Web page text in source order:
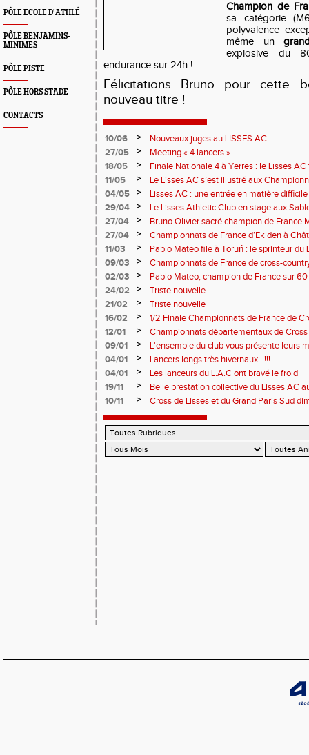
PÔLE ECOLE D'ATHLÉ
PÔLE BENJAMINS-
MINIMES
PÔLE PISTE
PÔLE HORS STADE
CONTACTS
Champion de
sa catégorie
polyvalence
même un
explosive du
endurance sur 24h !
Félicitations Bruno pour cette
nouveau titre !
10/06 >
Nouveaux juges au LISSES AC
27/05
>
Meeting « 4 lancers »
18/05
>
Finale Nationale 4 à Yerres : le Lisses
11/05
>
Le Lisses AC s’est illustré aux
Troyes
04/05 >
Lisses AC : une entrée en matière
29/04
>
Le Lisses Athletic Club en stage aux
travail intense au bord de l’Atlantique
27/04 >
Bruno Olivier sacré champion de France
27/04
>
Championnats de France d’Ekiden à
11/03
>
Pablo Mateo file à Toruń : le sprinteur du
09/03
>
Championnats de France de cross-
performances du Lisses AC
02/03 >
Pablo Mateo, champion de France sur
24/02
>
Triste nouvelle
21/02
>
Triste nouvelle
16/02
>
1/2 Finale Championnats de France de
MARTIN - I-F - 077
12/01 >
Championnats départementaux de
09/01
>
L'ensemble du club vous présente leurs
nouvelle année!
04/01 >
Lancers longs très hivernaux...!!!
04/01
>
Les lanceurs du L.A.C ont bravé le froid
19/11
>
Belle prestation collective du Lisses AC
Boulogne-Billancourt !
10/11 > Cross de Lisses et du Grand Paris Sud